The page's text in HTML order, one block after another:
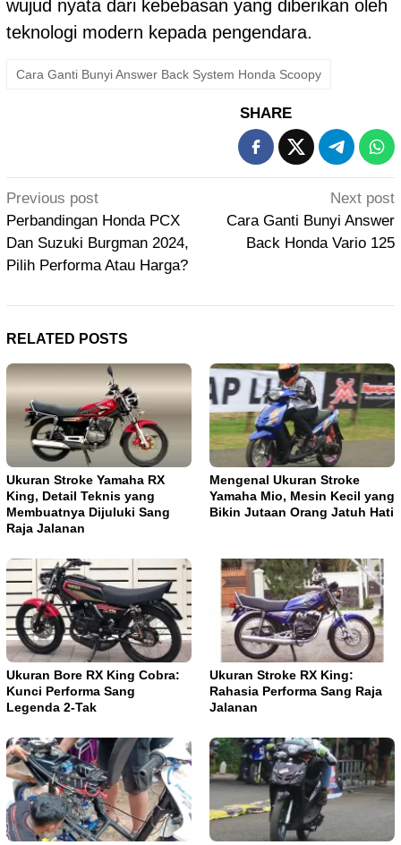
wujud nyata dari kebebasan yang diberikan oleh
teknologi modern kepada pengendara.
Cara Ganti Bunyi Answer Back System Honda Scoopy
SHARE
Post
navigation
Previous post
Perbandingan Honda PCX
Dan Suzuki Burgman 2024,
Pilih Performa Atau Harga?
Next post
Cara Ganti Bunyi Answer
Back Honda Vario 125
RELATED POSTS
Ukuran Stroke Yamaha RX
King, Detail Teknis yang
Membuatnya Dijuluki Sang
Raja Jalanan
Mengenal Ukuran Stroke
Yamaha Mio, Mesin Kecil yang
Bikin Jutaan Orang Jatuh Hati
Ukuran Bore RX King Cobra:
Kunci Performa Sang
Legenda 2-Tak
Ukuran Stroke RX King:
Rahasia Performa Sang Raja
Jalanan